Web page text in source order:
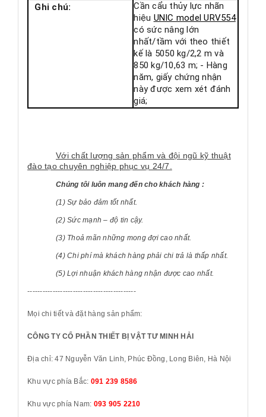
Ghi chú:
Cần cẩu thủy lực nhãn
hiệu UNIC model URV554
có sức nâng lớn
nhất/tầm với theo thiết
kế là 5050 kg/2,2 m và
850 kg/10,63 m; - Hàng
năm, giấy chứng nhận
này được xem xét đánh
giá;
Với chất lượng sản phẩm và đội ngũ kỹ thuật
đào tạo chuyên nghiệp phục vụ 24/7.
Chúng tôi luôn mang đến cho khách hàng :
(1) Sự bảo đảm tốt nhất.
(2) Sức mạnh – độ tin cậy.
(3) Thoả mãn những mong đợi cao nhất.
(4) Chi phí mà khách hàng phải chi trả là thấp nhất.
(5) Lợi nhuận khách hàng nhận được cao nhất.
-------------------------------------------
Mọi chi tiết và đặt hàng sản phẩm:
CÔNG TY CỔ PHẦN THIẾT BỊ VẬT TƯ MINH HẢI
Địa chỉ: 47 Nguyễn Văn Linh, Phúc Đồng, Long Biên, Hà Nội
Khu vực phía Bắc: 091 239 8586
Khu vực phía Nam: 093 905 2210